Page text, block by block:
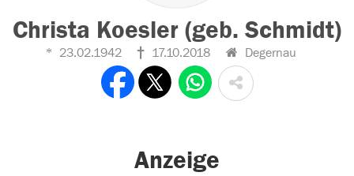
Christa Koesler (geb. Schmidt)
23.02.1942 17.10.2018 Degernau
Anzeige